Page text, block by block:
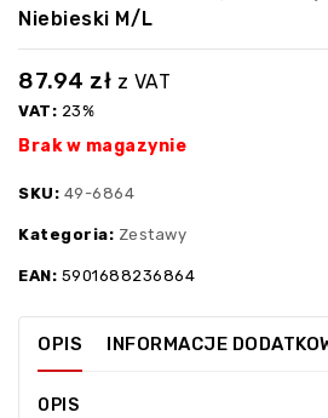
Niebieski M/L
87.94 zł z VAT
VAT: 23%
Brak w magazynie
SKU: 49-6864
Kategoria: Zestawy
EAN: 5901688236864
OPIS INFORMACJE
OPIS